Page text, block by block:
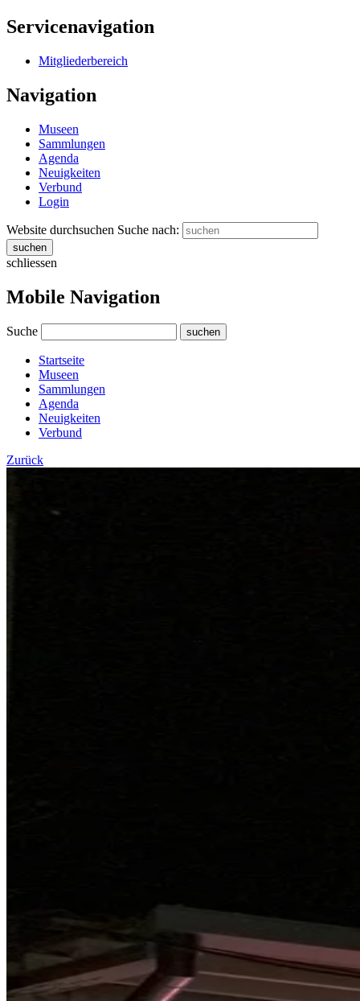
Servicenavigation
Mitgliederbereich
Navigation
Museen
Sammlungen
Agenda
Neuigkeiten
Verbund
Login
Website durchsuchen Suche nach:
suchen
schliessen
Mobile Navigation
Suche suchen
Startseite
Museen
Sammlungen
Agenda
Neuigkeiten
Verbund
Zurück